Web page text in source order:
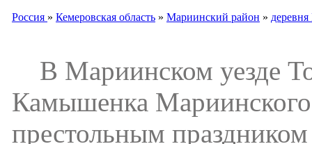
Россия » Кемеровская область » Мариинский район »
В Мариинском уезде
Камышенка Мариинского
престольным